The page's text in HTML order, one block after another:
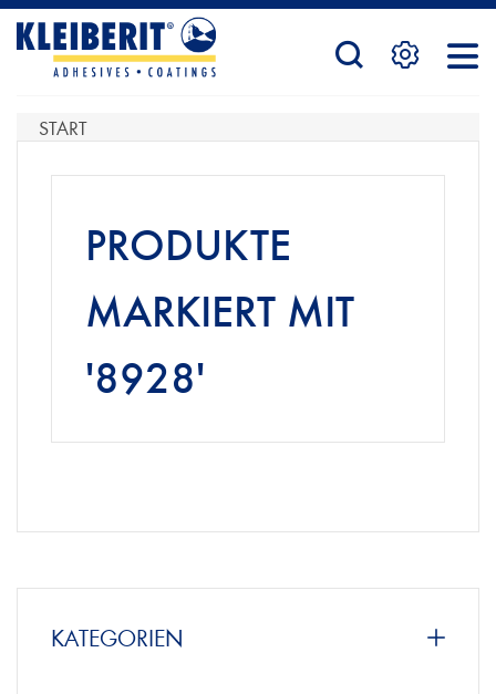
STARTSEITE
PRODUKTE
KONTAKTFORMULAR
START
PRODUKTE
MARKIERT MIT
'8928'
KATEGORIEN